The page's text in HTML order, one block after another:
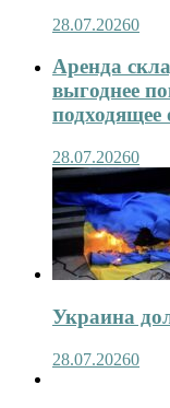
28.07.20260
Аренда
выгоднее
подходящее
28.07.20260
Украина
28.07.20260